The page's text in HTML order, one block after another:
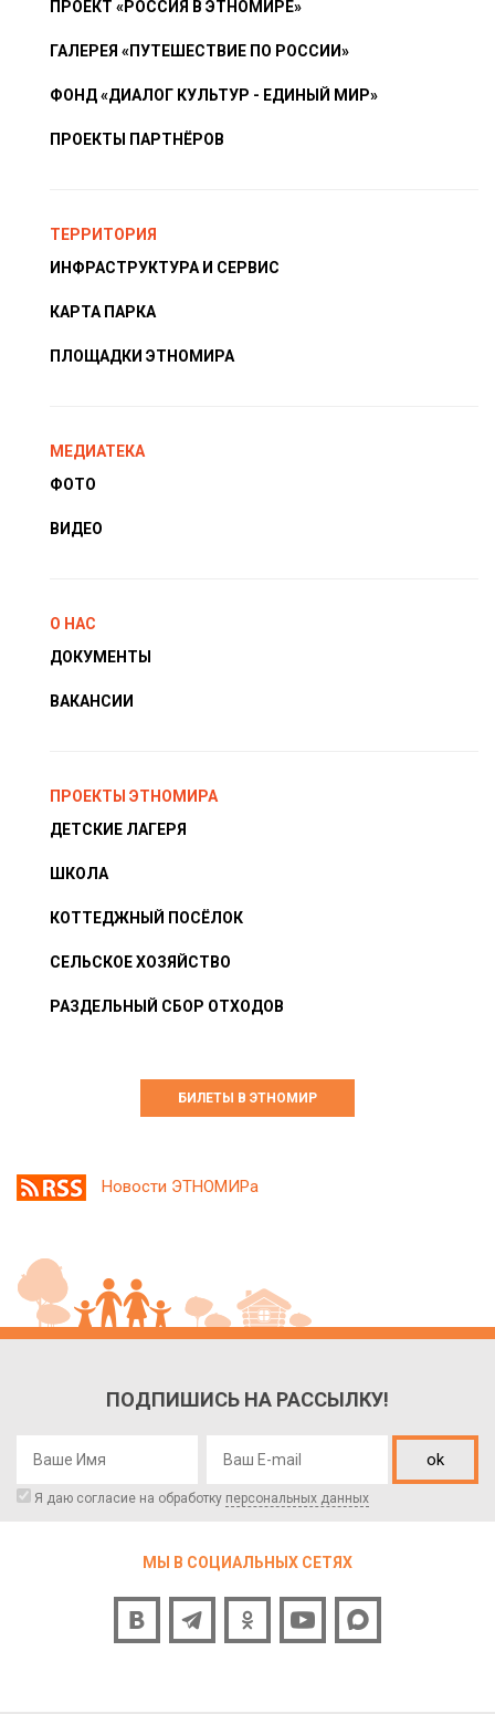
ПРОЕКТ «РОССИЯ В ЭТНОМИРЕ»
ГАЛЕРЕЯ «ПУТЕШЕСТВИЕ ПО РОССИИ»
ФОНД «ДИАЛОГ КУЛЬТУР - ЕДИНЫЙ МИР»
ПРОЕКТЫ ПАРТНЁРОВ
ТЕРРИТОРИЯ
ИНФРАСТРУКТУРА И СЕРВИС
КАРТА ПАРКА
ПЛОЩАДКИ ЭТНОМИРА
МЕДИАТЕКА
ФОТО
ВИДЕО
О НАС
ДОКУМЕНТЫ
ВАКАНСИИ
ПРОЕКТЫ ЭТНОМИРА
ДЕТСКИЕ ЛАГЕРЯ
ШКОЛА
КОТТЕДЖНЫЙ ПОСЁЛОК
СЕЛЬСКОЕ ХОЗЯЙСТВО
РАЗДЕЛЬНЫЙ СБОР ОТХОДОВ
БИЛЕТЫ В ЭТНОМИР
Новости ЭТНОМИРа
ПОДПИШИСЬ НА РАССЫЛКУ!
ok
Я даю согласие на обработку персональных данных
МЫ В СОЦИАЛЬНЫХ СЕТЯХ